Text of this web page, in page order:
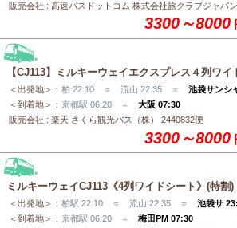
販売会社 : 高速バスドットコム 株式会社旅クラブジャパ
3300～8000
【CJ113】ミルキーウェイエクスプレス４列ワ
＜出発地＞： 柏 22:10 ＝ 流山 22:35 ＝ 池袋サンシ
＜到着地＞： 京都駅 06:20 ＝ 大阪 07:30
販売会社 : 楽天 さくら観光バス（株） 2440832便
3300～8000
ミルキーウェイCJ113《4列ワイドシート》(特割)
＜出発地＞： 柏駅 22:10 ＝ 流山 22:35 ＝ 池袋サ
＜到着地＞： 京都駅 06:20 ＝ 梅田PM 07:30